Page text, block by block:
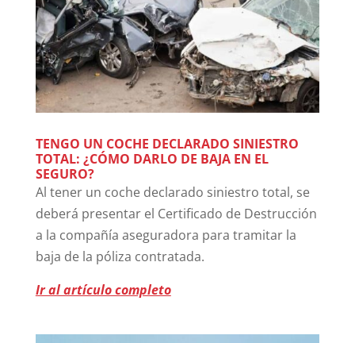
TENGO UN COCHE DECLARADO SINIESTRO
TOTAL: ¿CÓMO DARLO DE BAJA EN EL
SEGURO?
Al tener un coche declarado siniestro total, se
deberá presentar el Certificado de Destrucción
a la compañía aseguradora para tramitar la
baja de la póliza contratada.
Ir al artículo completo